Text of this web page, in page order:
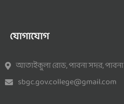
যোগাযোগ
আতাইকুলা রোড, পাবনা সদর, পাবনা
sbgc.gov.college@gmail.com